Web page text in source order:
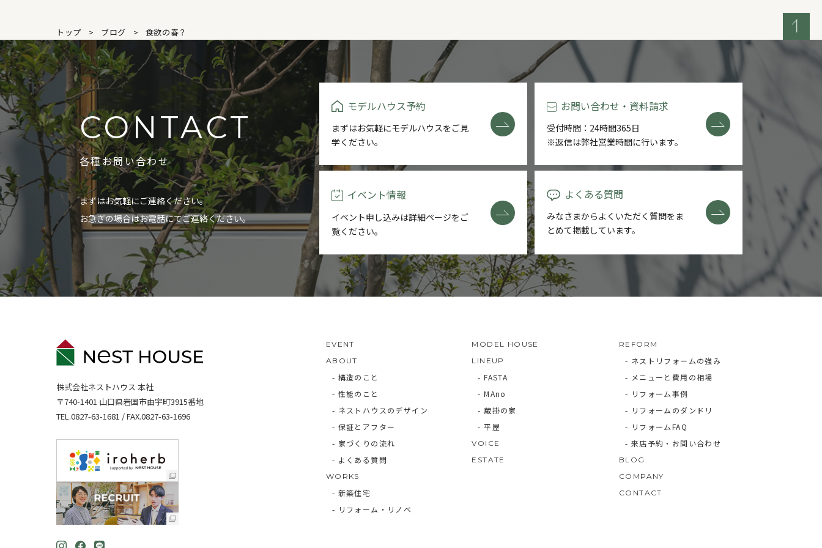
トップ ブログ 食欲の春？
CONTACT
各種お問い合わせ
まずはお気軽にご連絡ください。
お急ぎの場合はお電話にてご連絡ください。
モデルハウス予約
まずはお気軽にモデルハウスをご見
学ください。
お問い合わせ・資料請求
受付時間：24時間365日
※返信は弊社営業時間に行います。
イベント情報
イベント申し込みは詳細ページをご
覧ください。
よくある質問
みなさまからよくいただく質問をま
とめて掲載しています。
株式会社ネストハウス 本社
〒740-1401 山口県岩国市由宇町3915番地
TEL.0827-63-1681 / FAX.0827-63-1696
EVENT
ABOUT
- 構造のこと
- 性能のこと
- ネストハウスのデザイン
- 保証とアフター
- 家づくりの流れ
- よくある質問
WORKS
- 新築住宅
- リフォーム・リノベ
MODEL HOUSE
LINEUP
- FASTA
- MAno
- 蔵掛の家
- 平屋
VOICE
ESTATE
REFORM
- ネストリフォームの強み
- メニューと費用の相場
- リフォーム事例
- リフォームのダンドリ
- リフォームFAQ
- 来店予約・お問い合わせ
BLOG
COMPANY
CONTACT